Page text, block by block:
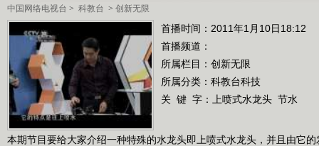
中国网络电视台 > 科教台 > 创新无限
首播时间：2011年1月10日18:12
首播频道：
所属栏目： 创新无限
所属分类：科教台科技
关 键 字：
上喷式水龙头 节水
本期节目要给大家介绍一种特殊的水龙头即上喷式水龙头，并且由它